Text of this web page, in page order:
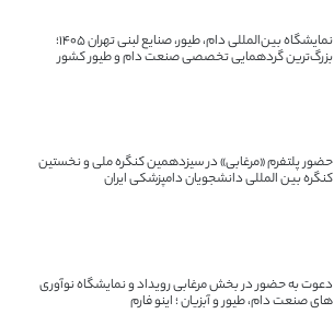
نمایشگاه بین‌المللی دام، طیور، صنایع لبنی تهران ۱۴۰۵؛
بزرگ‌ترین گردهمایی تخصصی صنعت دام و طیور کشور
حضور پلتفرم «مرغابی» در سیزدهمین کنگره ملی و نخستین
کنگره بین ‌المللی دانشجویان دامپزشکی ایران
دعوت به حضور در بخش مرغابی رویداد و نمایشگاه نوآوری
های صنعت دام، طیور و آبزیان ؛ اینو فارم